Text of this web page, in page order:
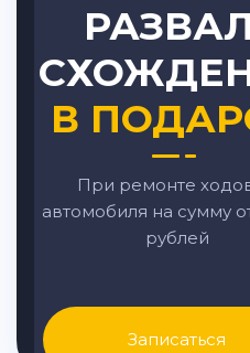
В
При ремонте
автомобиля на сумму
рублей
Записаться